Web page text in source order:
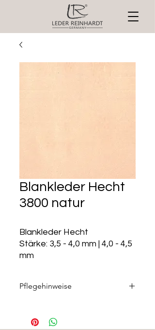
Blankleder Hecht
3800 natur
Blankleder Hecht
Stärke: 3,5 - 4,0 mm | 4,0 - 4,5
mm
Pflegehinweise
Pflegemittelshop